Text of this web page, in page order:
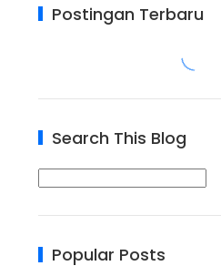
Postingan Terbaru
Search This Blog
Popular Posts